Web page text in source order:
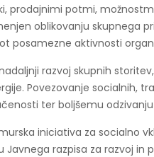
prodajnimi potmi,
oblikovanju skupnega
posamezne aktivnosti
razvoj skupnih
Povezovanje socialnih,
ter boljšemu
iniciativa za socialno
razpisa za razvoj